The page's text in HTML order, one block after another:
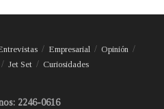
Empresarial
Opinión
Jet Set Curiosidades
2246-0616